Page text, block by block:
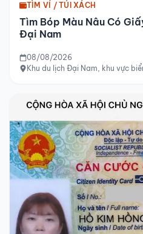
TÌM VÍ / TÚI XÁCH
Tìm Bóp Màu Nâu Có
Đại Nam
08/08/2026
Khu du lịch Đại Nam, khu vực